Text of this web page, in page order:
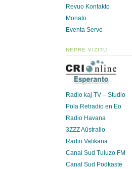
Revuo Kontakto
Monato
Eventa Servo
NEPRE VIZITU
Radio kaj TV – Studio
Pola Retradio en Eo
Radio Havana
3ZZZ Aŭstralio
Radio Vatikana
Canal Sud Tuluzo FM
Canal Sud Podkaste